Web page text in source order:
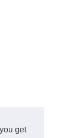
get